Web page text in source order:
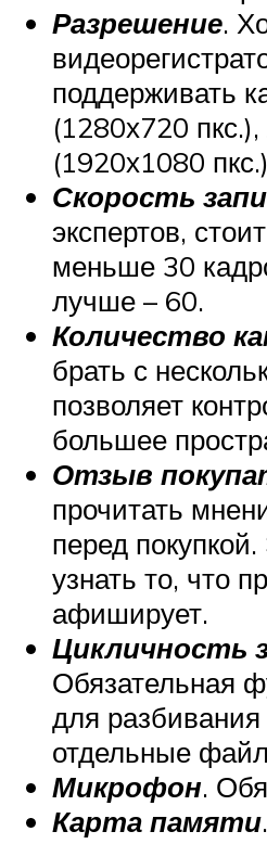
Разрешение.
поддерживать
(1280х720
(1920х1080
Скорость
экспертов,
меньше 30
лучше – 60.
Количество
брать с
позволяет
большее
Отзыв
прочитать
перед
узнать то, что
афиширует.
Цикличность
Обязательная
для
отдельные
Микрофон.
Карта памяти